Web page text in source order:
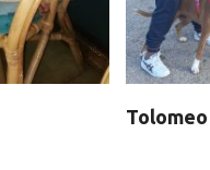
Tolomeo